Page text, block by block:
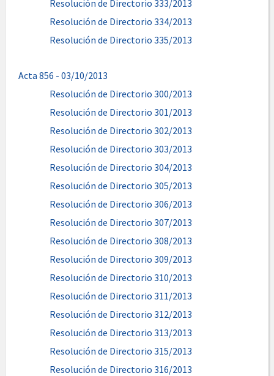
Resolución de Directorio 333/2013
Resolución de Directorio 334/2013
Resolución de Directorio 335/2013
Acta 856 - 03/10/2013
Resolución de Directorio 300/2013
Resolución de Directorio 301/2013
Resolución de Directorio 302/2013
Resolución de Directorio 303/2013
Resolución de Directorio 304/2013
Resolución de Directorio 305/2013
Resolución de Directorio 306/2013
Resolución de Directorio 307/2013
Resolución de Directorio 308/2013
Resolución de Directorio 309/2013
Resolución de Directorio 310/2013
Resolución de Directorio 311/2013
Resolución de Directorio 312/2013
Resolución de Directorio 313/2013
Resolución de Directorio 315/2013
Resolución de Directorio 316/2013